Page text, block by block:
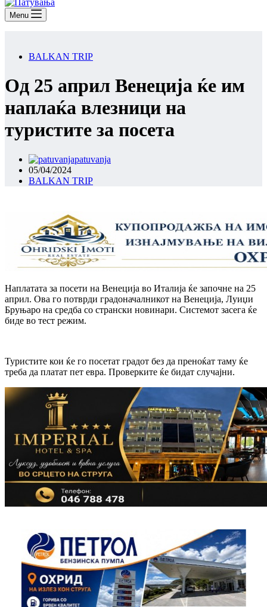
Menu
BALKAN TRIP
Од 25 април Венеција ќе им
наплаќа влезници на
туристите за посета
patuvanja
05/04/2024
BALKAN TRIP
Наплатата за посети на Венеција во Италија ќе започне на 25
април. Ова го потврди градоначалникот на Венеција, Луиџи
Бруњаро на средба со странски новинари. Системот засега ќе
биде во тест режим.
Туристите кои ќе го посетат градот без да преноќат таму ќе
треба да платат пет евра. Проверките ќе бидат случајни.